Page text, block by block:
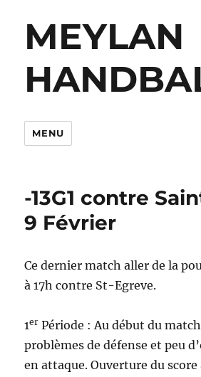
MEYLAN
MENU
-13G1 contre
9 Février
Ce dernier match aller de la
à 17h contre St-Egreve.
1er Période : Au début du
problèmes de défense et peu
en attaque. Ouverture du score